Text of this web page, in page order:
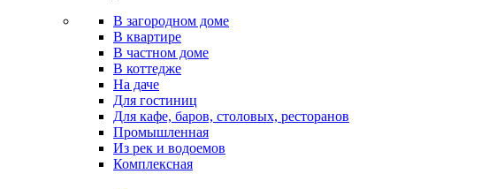
В загородном доме
В квартире
В частном доме
В коттедже
На даче
Для гостиниц
Для кафе, баров, столовых, ресторанов
Промышленная
Из рек и водоемов
Комплексная